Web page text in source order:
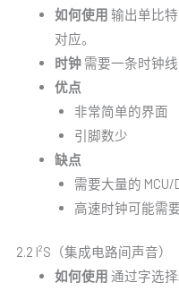
如何使用 输出单比
对应。
时钟 需要一条时钟线
优点
非常简单的界面
引脚数少
缺点
需要大量的
高速时钟可能需
2.2 I²S（集成电路间声音）
如何使用 通过字选